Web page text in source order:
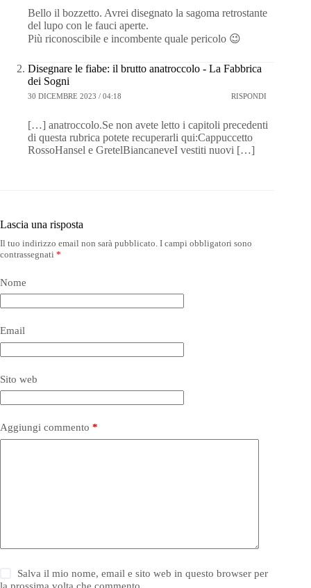
Bello il bozzetto. Avrei disegnato la sagoma retrostante
del lupo con le fauci aperte.
Più riconoscibile e incombente quale pericolo 😉
Disegnare le fiabe: il brutto anatroccolo - La Fabbrica
dei Sogni
30 DICEMBRE 2023 / 04:18 RISPONDI
[…] anatroccolo.Se non avete letto i capitoli precedenti
di questa rubrica potete recuperarli qui:Cappuccetto
RossoHansel e GretelBiancaneveI vestiti nuovi […]
Lascia una risposta
Il tuo indirizzo email non sarà pubblicato. I campi obbligatori sono
contrassegnati *
Nome
Email
Sito web
Aggiungi commento *
Salva il mio nome, email e sito web in questo browser per
la prossima volta che commento.